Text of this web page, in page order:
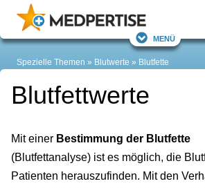
Menü
Spezielle Themen Blutwerte Blutfette
Blutfettwerte
Mit einer Bestimmung der Blutfette
(Blutfettanalyse) ist es möglich, die
Patienten herauszufinden. Mit den